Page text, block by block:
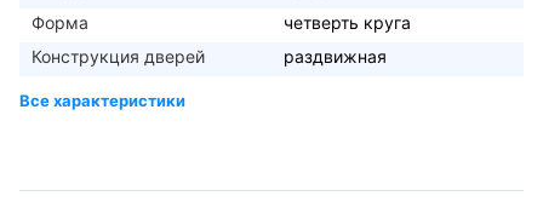
Форма
четверть круга
Конструкция дверей
раздвижная